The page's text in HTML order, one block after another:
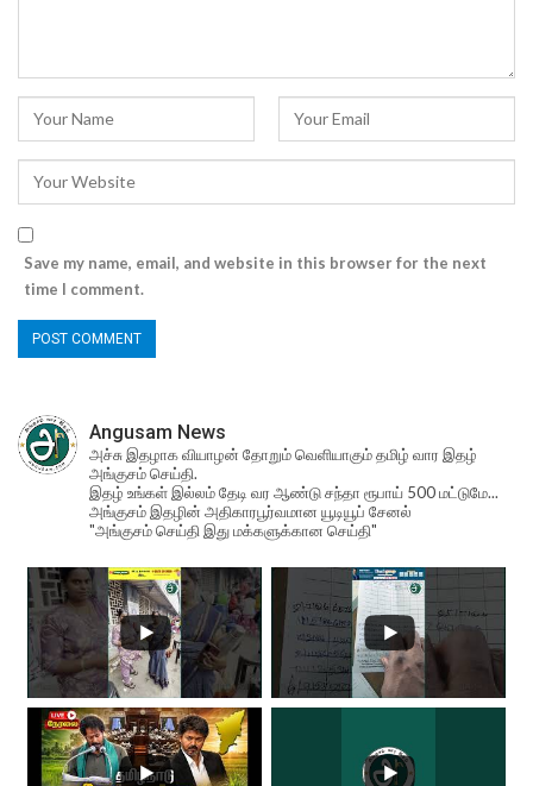
Save my name, email, and website in this browser for the next
time I comment.
Angusam News
அச்சு இதழாக வியாழன் தோறும் வெளியாகும் தமிழ் வார இதழ்
அங்குசம் செய்தி.
இதழ் உங்கள் இல்லம் தேடி வர ஆண்டு சந்தா ரூபாய் 500 மட்டுமே...
அங்குசம் இதழின் அதிகாரபூர்வமான யூடியூப் சேனல்
"அங்குசம் செய்தி இது மக்களுக்கான செய்தி"